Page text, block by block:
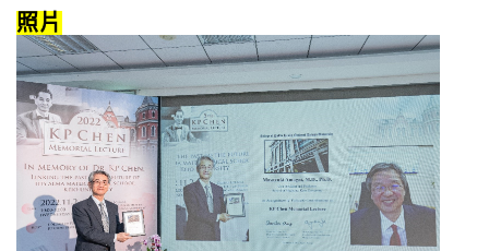
照片